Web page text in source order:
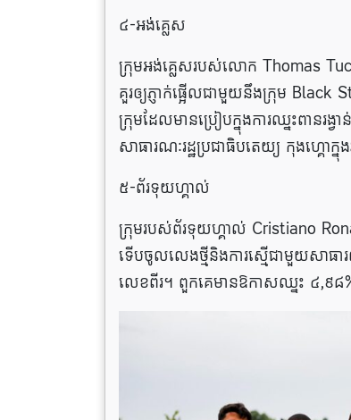
៤-អង់គ្លេស
ក្រុម​អង់គ្លេស​របស់​លោក Thomas
គួរ​ឲ្យ​ភ្ញាក់ផ្អើល​ជាមួយ​នឹង​ក្រុម
ក្រុម​ដែល​មាន​ប្រៀប​ក្នុង​ការ​ឈ្នះ​ពាន​រ
សាធារណៈរដ្ឋប្រជាធិបតេយ្យ កុងហ្គោក្នុង
៥-ព័រទុយហ្គាល់
ក្រុម​របស់​ព័រទុយហ្គាល់ Cristiano
ទើប​ចូល​លេង​ថ្មី​និងការ​ស្មើ​ជាមួយ​សាធ
លេខ​ពីរ។ ពួកគេ​មាន​ឱកាស​ឈ្នះ ៤,៩៨%